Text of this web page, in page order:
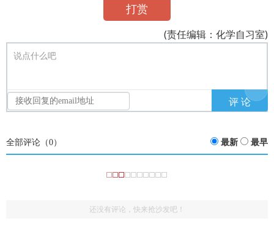
打赏
(责任编辑：化学自习室)
说点什么吧
全部评论（0） 最新 最早
还没有评论，快来抢沙发吧！